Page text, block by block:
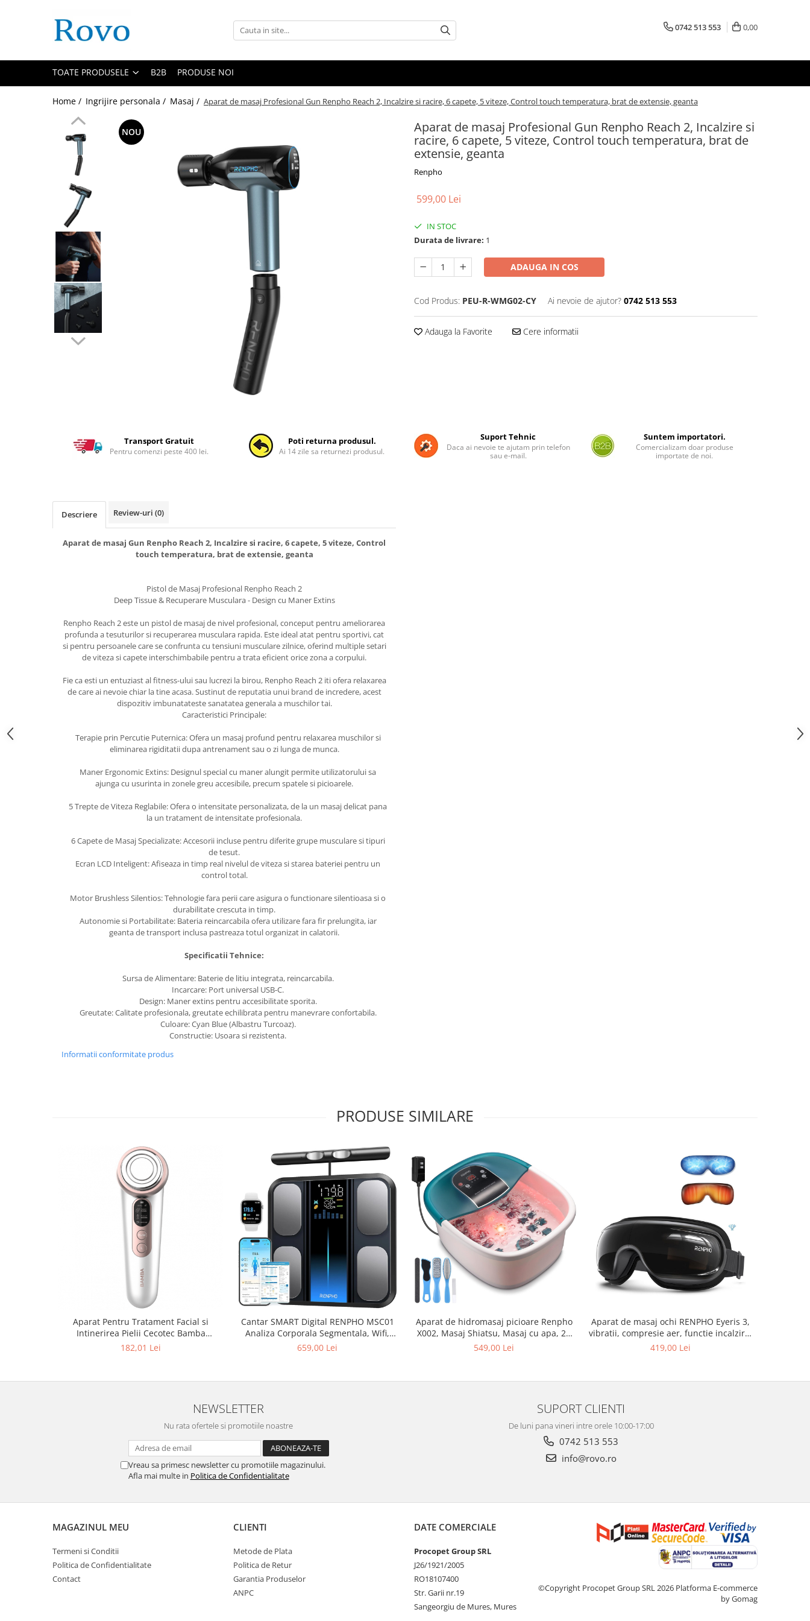
Toate Produsele
Prize - Prelungitoare - Sigurante
Ingrijire personala
Statie de incarcare masini
0742 513 553 0,00
TOATE PRODUSELE B2B PRODUSE NOI
Home / Ingrijire personala / Masaj / Aparat de masaj Profesional Gun Renpho Reach 2, Incalzire si racire, 6 capete, 5 viteze, Control touch temperatura, brat de extensie, geanta
Aparat de masaj Profesional Gun Renpho Reach 2, Incalzire si
racire, 6 capete, 5 viteze, Control touch temperatura, brat de
extensie, geanta
Renpho
NOU
599,00 Lei
IN STOC
Durata de livrare: 1
ADAUGA IN COS
Cod Produs: PEU-R-WMG02-CY Ai nevoie de ajutor? 0742 513 553
Adauga la Favorite Cere informatii
Transport Gratuit
Pentru comenzi peste 400 lei.
Poti returna produsul.
Ai 14 zile sa returnezi produsul.
Suport Tehnic
Daca ai nevoie te ajutam prin telefon
sau e-mail.
Suntem importatori.
Comercializam doar produse
importate de noi.
Descriere Review-uri (0)
Aparat de masaj Gun Renpho Reach 2, Incalzire si racire, 6 capete, 5 viteze, Control
touch temperatura, brat de extensie, geanta
Pistol de Masaj Profesional Renpho Reach 2
Deep Tissue & Recuperare Musculara - Design cu Maner Extins
Renpho Reach 2 este un pistol de masaj de nivel profesional, conceput pentru ameliorarea
profunda a tesuturilor si recuperarea musculara rapida. Este ideal atat pentru sportivi, cat
si pentru persoanele care se confrunta cu tensiuni musculare zilnice, oferind multiple setari
de viteza si capete interschimbabile pentru a trata eficient orice zona a corpului.
Fie ca esti un entuziast al fitness-ului sau lucrezi la birou, Renpho Reach 2 iti ofera relaxarea
de care ai nevoie chiar la tine acasa. Sustinut de reputatia unui brand de incredere, acest
dispozitiv imbunatateste sanatatea generala a muschilor tai.
Caracteristici Principale:
Terapie prin Percutie Puternica: Ofera un masaj profund pentru relaxarea muschilor si
eliminarea rigiditatii dupa antrenament sau o zi lunga de munca.
Maner Ergonomic Extins: Designul special cu maner alungit permite utilizatorului sa
ajunga cu usurinta in zonele greu accesibile, precum spatele si picioarele.
5 Trepte de Viteza Reglabile: Ofera o intensitate personalizata, de la un masaj delicat pana
la un tratament de intensitate profesionala.
6 Capete de Masaj Specializate: Accesorii incluse pentru diferite grupe musculare si tipuri
de tesut.
Ecran LCD Inteligent: Afiseaza in timp real nivelul de viteza si starea bateriei pentru un
control total.
Motor Brushless Silentios: Tehnologie fara perii care asigura o functionare silentioasa si o
durabilitate crescuta in timp.
Autonomie si Portabilitate: Bateria reincarcabila ofera utilizare fara fir prelungita, iar
geanta de transport inclusa pastreaza totul organizat in calatorii.
Specificatii Tehnice:
Sursa de Alimentare: Baterie de litiu integrata, reincarcabila.
Incarcare: Port universal USB-C.
Design: Maner extins pentru accesibilitate sporita.
Greutate: Calitate profesionala, greutate echilibrata pentru manevrare confortabila.
Culoare: Cyan Blue (Albastru Turcoaz).
Constructie: Usoara si rezistenta.
Informatii conformitate produs
PRODUSE SIMILARE
Aparat Pentru Tratament Facial si
Intinerirea Pielii Cecotec Bamba
FaceCare LightSonic , Masaj facial, EMS,
182,01 Lei
Cantar SMART Digital RENPHO MSC01
Analiza Corporala Segmentala, Wifi,
Bluetooth, 50+ metrici de sanatate,
659,00 Lei
Aparat de hidromasaj picioare Renpho
X002, Masaj Shiatsu, Masaj cu apa, 22
role, Caldura, Bule, vibratii, control
549,00 Lei
Aparat de masaj ochi RENPHO Eyeris 3,
vibratii, compresie aer, functie incalzire,
Bluetooth, muzica, pliabil, relaxare ochi,
419,00 Lei
NEWSLETTER
Nu rata ofertele si promotiile noastre
Vreau sa primesc newsletter cu promotiile magazinului.
Afla mai multe in Politica de Confidentialitate
SUPORT CLIENTI
De luni pana vineri intre orele 10:00-17:00
0742 513 553
info@rovo.ro
MAGAZINUL MEU
Termeni si Conditii
Politica de Confidentialitate
Contact
CLIENTI
Metode de Plata
Politica de Retur
Garantia Produselor
ANPC
DATE COMERCIALE
Procopet Group SRL
J26/1921/2005
RO18107400
Str. Garii nr.19
Sangeorgiu de Mures, Mures
©Copyright Procopet Group SRL 2026 Platforma E-commerce
by Gomag